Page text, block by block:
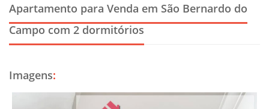
Apartamento para Venda em São Bernardo do
Campo com 2 dormitórios
Imagens: